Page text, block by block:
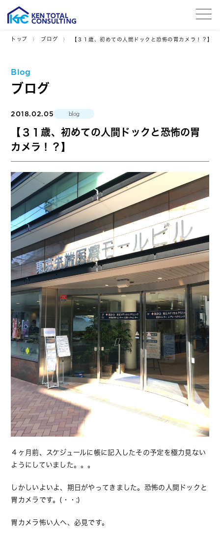
トップ ブログ 【３１歳、初めての人間ドックと恐怖の胃カメラ！？】
Blog
ブログ
2018.02.05 blog
【３１歳、初めての人間ドックと恐怖の胃
カメラ！？】
４ヶ月前、スケジュールに帳に記入したその予定を極力見ない
ようにしていました。。。
しかしいよいよ、期日がやってきました。恐怖の人間ドックと
胃カメラです。(・・;)
胃カメラ怖い人へ、必見です。